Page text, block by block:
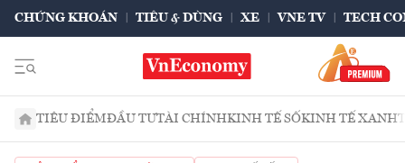
CHỨNG KHOÁN TIÊU & DÙNG XE VNE TV TECH
TIÊU ĐIỂMĐẦU TƯTÀI CHÍNHKINH TẾ SỐKINH TẾ XANH